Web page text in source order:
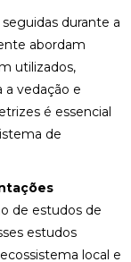
durante a
abordam
utilizados,
a vedação e
é essencial
de
de estudos de
estudos
local e